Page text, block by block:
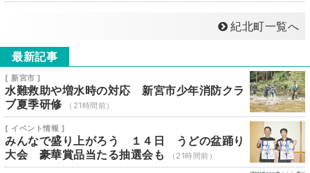
紀北町一覧へ
最新記事
[ 新宮市 ]
水難救助や増水時の対応 新宮市少年消防クラ
ブ夏季研修
（21時間前）
[ イベント情報 ]
みんなで盛り上がろう １４日 うどの盆踊り
大会 豪華賞品当たる抽選会も
（21時間前）